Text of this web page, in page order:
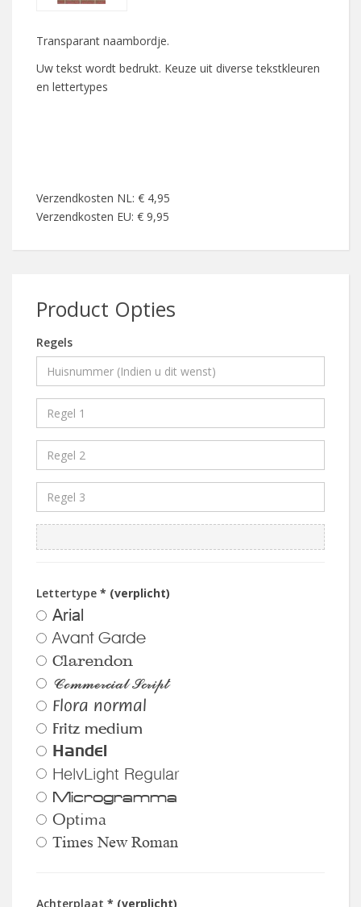
Transparant naambordje.
Uw tekst wordt bedrukt. Keuze uit diverse tekstkleuren
en lettertypes
Verzendkosten NL: € 4,95
Verzendkosten EU: € 9,95
Product Opties
Regels
Lettertype * (verplicht)
Arial
Avant Garde
Clarendon
Commercial Script
Flora normal
Fritz medium
Handel
HelvLight Regular
Microgramma
Optima
Times New Roman
Achterplaat * (verplicht)